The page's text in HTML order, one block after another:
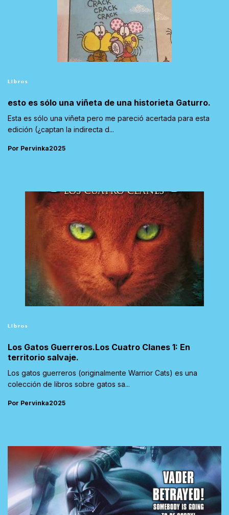
Libros
esto es sólo una viñeta de una historieta Gaturro.
Esta es sólo una viñeta pero me pareció acertada para esta
edición (¿captan la indirecta d...
Por Pervinka2025
Libros
Los Gatos Guerreros.Los Cuatro Clanes 1: En
territorio salvaje.
Los gatos guerreros (originalmente Warrior Cats) es una
colección de libros sobre gatos sa...
Por Pervinka2025